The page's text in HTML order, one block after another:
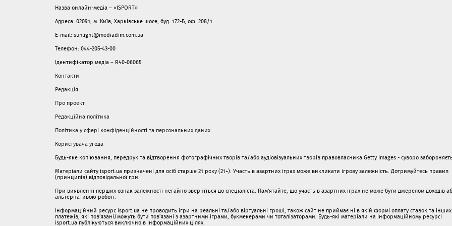
Назва онлайн-медіа – «ISPORT»
Адреса: 02091, м. Київ, Харківське шосе, буд. 172-Б, оф. 208/1
E-mail: sunlight@mediadim.com.ua
Телефон: 044-205-43-00
Ідентифікатор медіа – R40-06065
Контакти
Редакція
Про проект
Редакційна політика
Політика у сфері конфіденційності та персональних даних
Користувача угода
Будь-яке копіювання, передрук та відтворення фотографічних творів та/або аудіовізуальних творів правовласника Getty Images - суворо
Матеріали сайту isport.ua призначені для осіб старше 21 року (21+). Участь в азартних іграх може викликати ігрову залежність. Дотримуйтесь правил
(принципів) відповідальної гри.
При виявленні перших ознак залежності негайно зверніться до спеціаліста. Пам'ятайте, що участь в азартних іграх не може бути джерелом доходів
альтернативою роботі.
Інформаційний ресурс isport.ua не проводить ігри на реальні та/або віртуальні гроші, також сайт не приймає ні в якій формі оплату ставок та інших
платежів, які пов’язані/можуть бути пов’язані з азартними іграми, букмекерами чи тоталізаторами. Будь-які матеріали на інформаційному ресурсі
isport.ua публікуються виключно в інформаційних цілях.